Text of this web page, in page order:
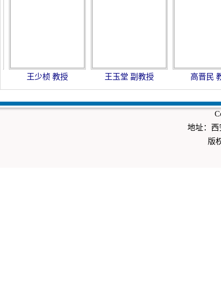
王少桢 教授 王玉堂 副教授 高晋民 教
地址：西
版